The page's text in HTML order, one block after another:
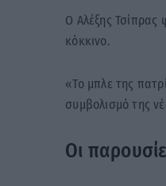
Ο Αλέξης Τσίπρας
κόκκινο.
«Το μπλε της
συμβολισμό της
Οι